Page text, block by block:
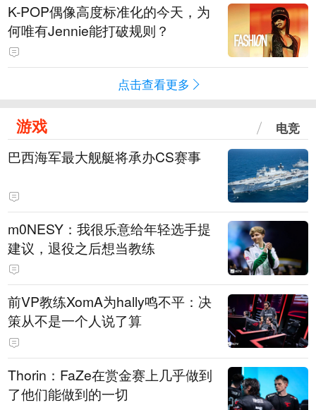
K-POP偶像高度标准化的今天，为
何唯有Jennie能打破规则？
点击查看更多
游戏 电竞
巴西海军最大舰艇将承办CS赛事
m0NESY：我很乐意给年轻选手提
建议，退役之后想当教练
前VP教练XomA为hally鸣不平：决
策从不是一个人说了算
Thorin：FaZe在赏金赛上几乎做到
了他们能做到的一切